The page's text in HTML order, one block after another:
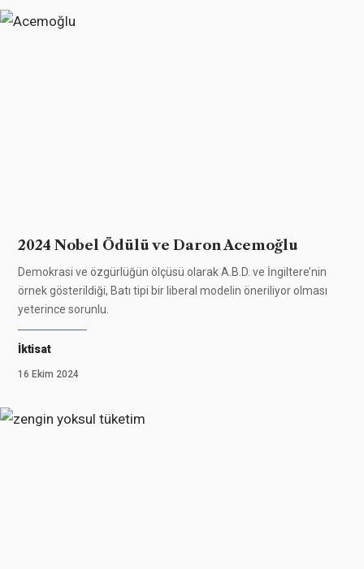
2024 Nobel Ödülü ve Daron Acemoğlu
Demokrasi ve özgürlüğün ölçüsü olarak A.B.D. ve İngiltere’nin
örnek gösterildiği, Batı tipi bir liberal modelin öneriliyor olması
yeterince sorunlu.
İktisat
16 Ekim 2024